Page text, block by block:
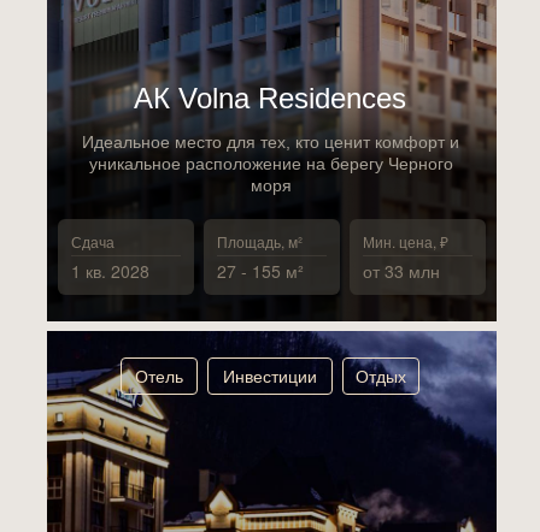
Отдых
Инвестиции
Отель
от 33 млн
Мин. цена, ₽
27 - 155 м²
Площадь, м²
1 кв. 2028
Сдача
Идеальное место для тех, кто ценит комфорт и
уникальное расположение на берегу Черного
моря
АК Volna Residences